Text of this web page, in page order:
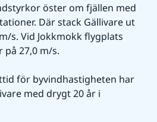
öster om fjällen med
Där stack Gällivare ut
s. Vid Jokkmokk flygplats
27,0 m/s.
för byvindhastigheten har
med drygt 20 år i